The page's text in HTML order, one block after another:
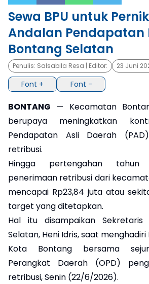
×
Sewa BPU untuk
Andalan Pendapatan
Bontang Selatan
Penulis: Salsabila Resa | Editor: 23 Juni
Font + Font -
BONTANG — Kecamatan
berupaya meningkatkan
Pendapatan Asli Daerah
retribusi.
Hingga pertengahan tahun
penerimaan retribusi dari
mencapai Rp23,84 juta atau
target yang ditetapkan.
Hal itu disampaikan
Selatan, Heni Idris, saat menghadiri
Kota Bontang bersama
Perangkat Daerah (OPD)
retribusi, Senin (22/6/2026).